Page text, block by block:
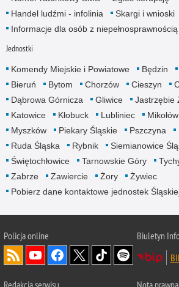
Handel ludźmi - infolinia
Skargi i wnioski
Informacje dla osób z niepełnosprawnością
Jednostki
Komendy Miejskie i Powiatowe Będzin
Bieruń
Bytom Chorzów Cieszyn
Dąbrowa Górnicza
Gliwice Jastrzębie
Katowice
Kłobuck Lubliniec Mikołów
Myszków
Piekary Śląskie Pszczyna
Ruda Śląska
Rybnik Siemianowice
Świętochłowice
Tarnowskie Góry
Zabrze
Zawiercie Żory
Żywiec
Pobierz dane kontaktowe jednostek
Policja online
Biuletyn